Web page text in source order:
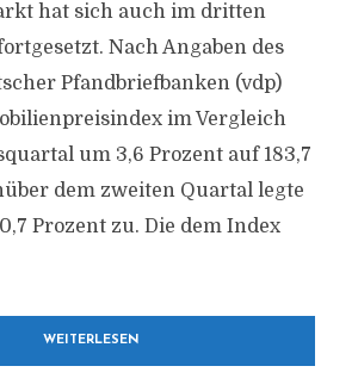
hat sich auch im dritten
Nach Angaben des
Pfandbriefbanken (vdp)
im Vergleich
um 3,6 Prozent auf 183,7
dem zweiten Quartal legte
Prozent zu. Die dem Index
WEITERLESEN